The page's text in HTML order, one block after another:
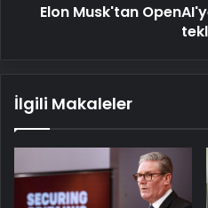
Elon Musk'tan
İlgili Makaleler